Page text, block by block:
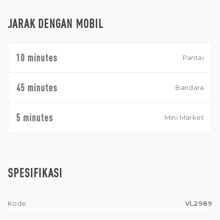
JARAK DENGAN MOBIL
10 minutes Pantai
45 minutes Bandara
5 minutes Mini Market
SPESIFIKASI
Kode VL2989